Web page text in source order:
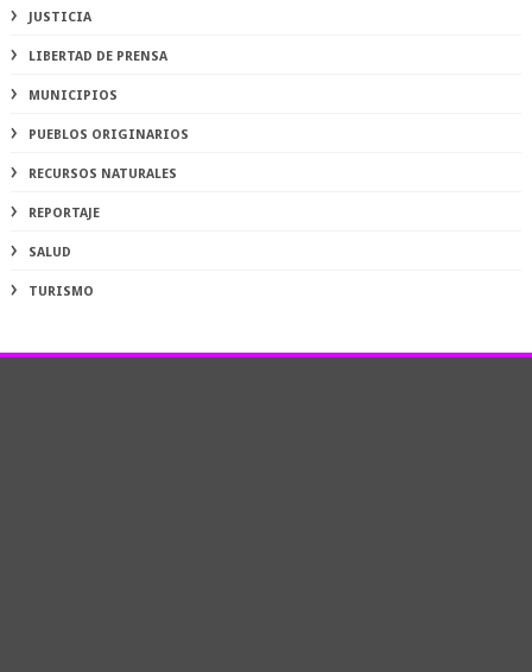
JUSTICIA
LIBERTAD DE PRENSA
MUNICIPIOS
PUEBLOS ORIGINARIOS
RECURSOS NATURALES
REPORTAJE
SALUD
TURISMO